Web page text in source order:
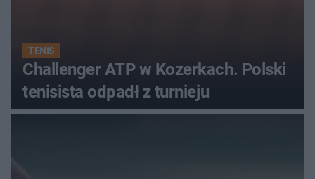
TENIS
Challenger ATP w Kozerkach. Polski
tenisista odpadł z turnieju